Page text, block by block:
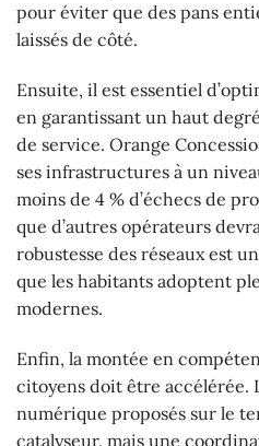
pour éviter que des pans
laissés de côté.
Ensuite, il est essentiel
en garantissant un haut
de service. Orange
ses infrastructures à un
moins de 4 % d’échecs de
que d’autres opérateurs
robustesse des réseaux est
que les habitants adoptent
modernes.
Enfin, la montée en
citoyens doit être accélérée.
numérique proposés sur le
catalyseur, mais une